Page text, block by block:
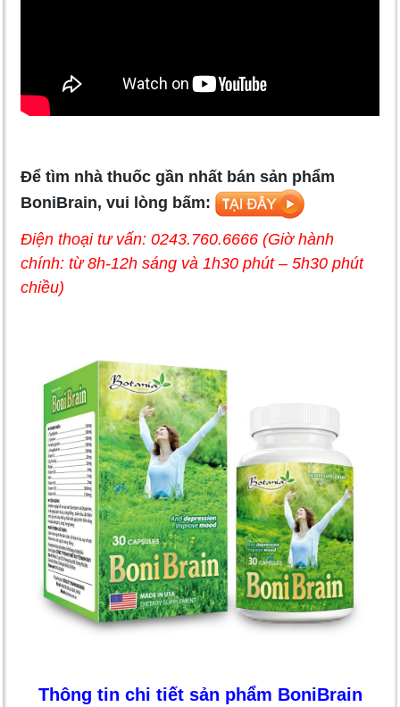
Để tìm nhà thuốc gần nhất bán sản phẩm
BoniBrain, vui lòng bấm:
Điện thoại tư vấn: 0243.760.6666 (Giờ hành
chính: từ 8h-12h sáng và 1h30 phút – 5h30 phút
chiều)
Thông tin chi tiết sản phẩm BoniBrain